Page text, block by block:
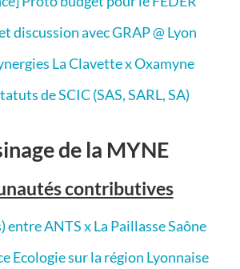
discussion avec GRAP @ Lyon
La Clavette x Oxamyne
de SCIC (SAS, SARL, SA)
de la MYNE
contributives
entre ANTS x La Paillasse Saône
Ecologie sur la région Lyonnaise